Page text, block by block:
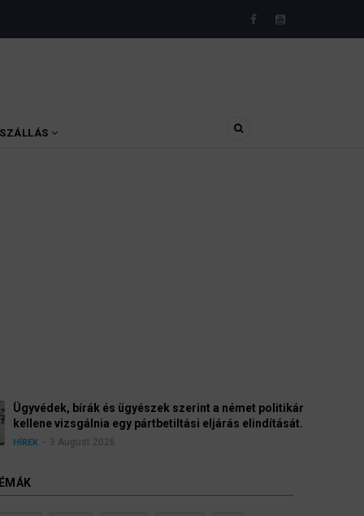
SZÁLLÁS
szerint a német politikának mielőbb meg
eljárás elindítását.